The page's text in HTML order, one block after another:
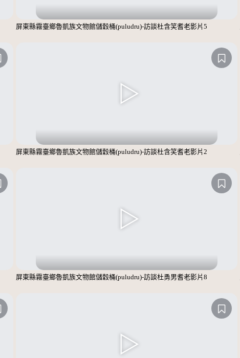
屏東縣霧臺鄉魯凱族文物館儲穀桶(puludru)-訪談杜含笑耆老影片5
屏東縣霧臺鄉魯凱族文物館儲穀桶(puludru)-訪談杜含笑耆老影片2
屏東縣霧臺鄉魯凱族文物館儲穀桶(puludru)-訪談杜勇男耆老影片8